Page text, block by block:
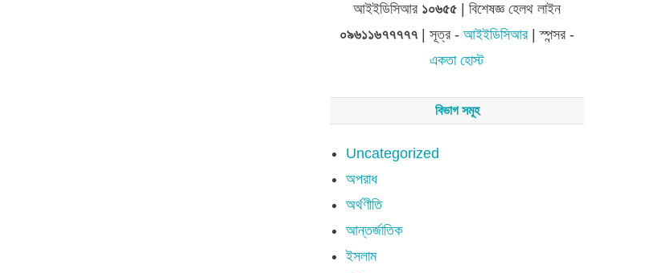
আইইডিসিআর ১০৬৫৫ | বিশেষজ্ঞ হেলথ লাইন
০৯৬১১৬৭৭৭৭৭| সূত্র -আইইডিসিআর| স্পন্সর -
একতা হোস্ট
বিভাগ সমূহ
Uncategorized
অপরাধ
অর্থণীতি
আন্তর্জাতিক
ইসলাম